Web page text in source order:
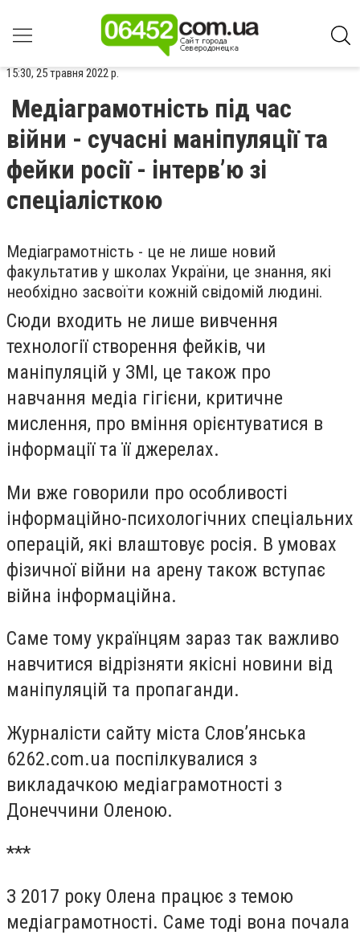
15:30, 25 травня 2022 р.
Медіаграмотність під час
війни - сучасні маніпуляції та
фейки росії - інтерв’ю зі
спеціалісткою
Медіаграмотність - це не лише новий
факультатив у школах України, це знання, які
необхідно засвоїти кожній свідомій людині.
Сюди входить не лише вивчення
технології створення фейків, чи
маніпуляцій у ЗМІ, це також про
навчання медіа гігієни, критичне
мислення, про вміння орієнтуватися в
інформації та її джерелах.
Ми вже говорили про особливості
інформаційно-психологічних спеціальних
операцій, які влаштовує росія. В умовах
фізичної війни на арену також вступає
війна інформаційна.
Саме тому українцям зараз так важливо
навчитися відрізняти якісні новини від
маніпуляцій та пропаганди.
Журналісти сайту міста Слов’янська
6262.com.ua поспілкувалися з
викладачкою медіаграмотності з
Донеччини Оленою.
***
З 2017 року Олена працює з темою
медіаграмотності. Саме тоді вона почала